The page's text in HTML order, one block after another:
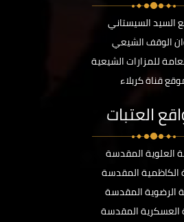
السيد السيستاني
الوقف الشيعي
للمزارات الشيعية
قناة كربلاء
العتبات
العلوية المقدسة
الكاظمية المقدسة
الرضوية المقدسة
العسكرية المقدسة